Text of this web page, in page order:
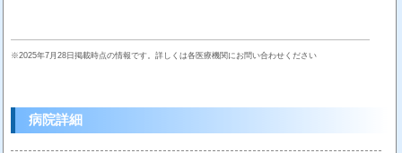
※2025年7月28日掲載時点の情報です。詳しくは各医療機関にお問い合わせください
病院詳細